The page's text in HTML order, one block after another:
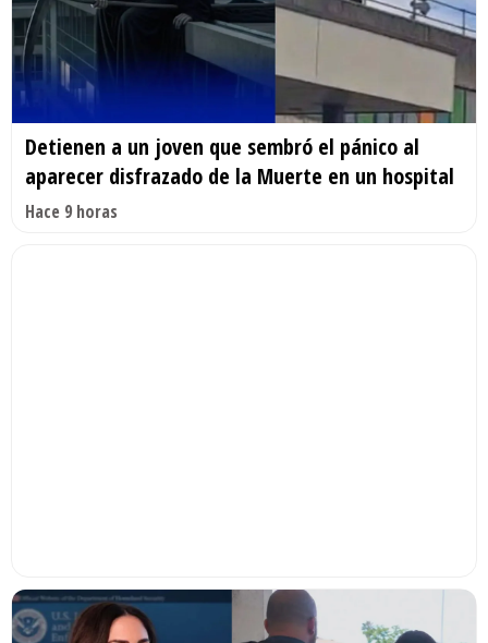
Detienen a un joven que sembró el pánico al
aparecer disfrazado de la Muerte en un hospital
Hace 9 horas